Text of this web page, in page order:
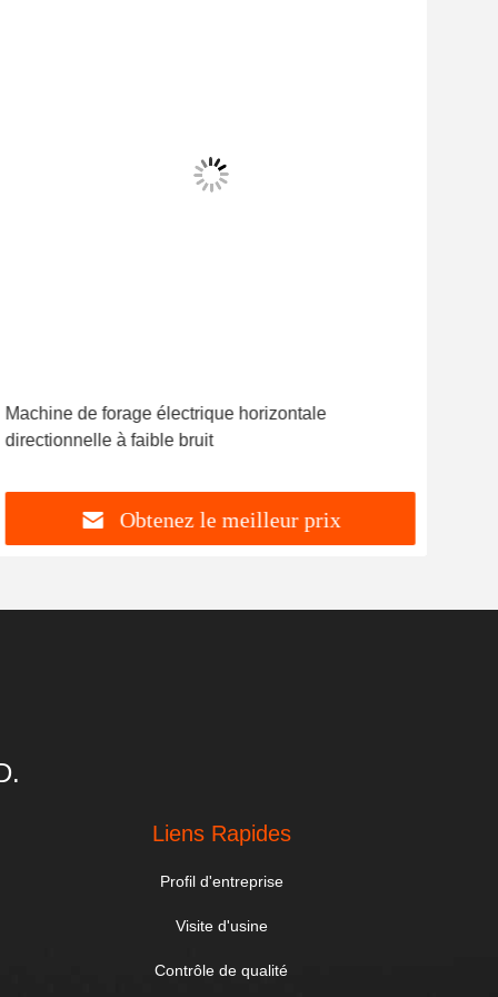
Machine de forage électrique horizontale
directionnelle à faible bruit
Obtenez le meilleur prix
Liens Rapides
Profil d'entreprise
Visite d'usine
Contrôle de qualité